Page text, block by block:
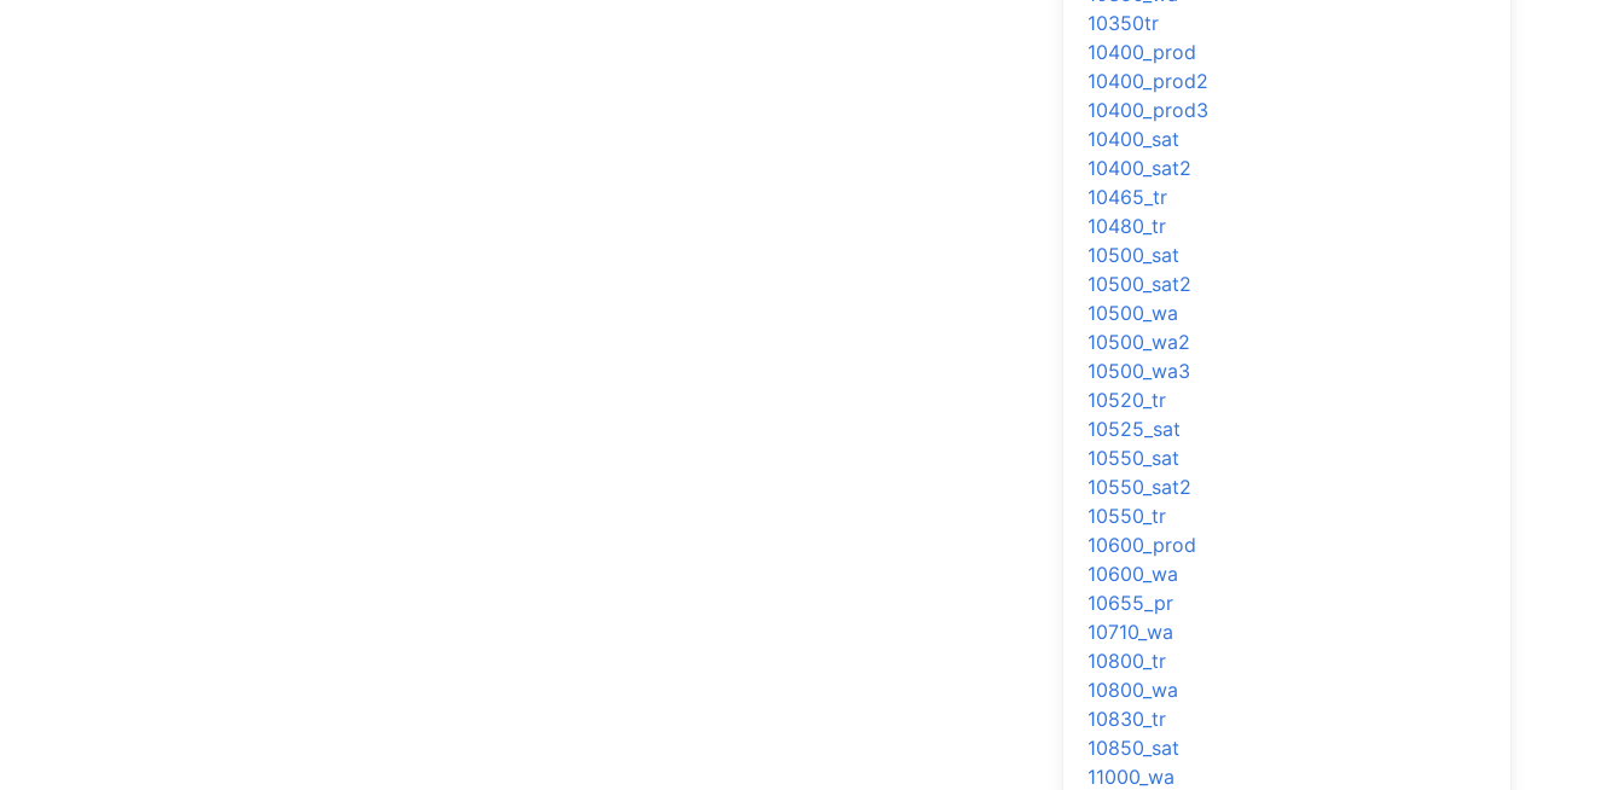
10350tr
10400_prod
10400_prod2
10400_prod3
10400_sat
10400_sat2
10465_tr
10480_tr
10500_sat
10500_sat2
10500_wa
10500_wa2
10500_wa3
10520_tr
10525_sat
10550_sat
10550_sat2
10550_tr
10600_prod
10600_wa
10655_pr
10710_wa
10800_tr
10800_wa
10830_tr
10850_sat
11000_wa